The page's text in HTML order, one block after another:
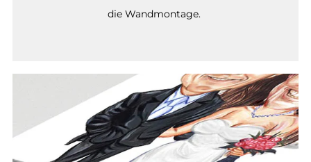
die Wandmontage.